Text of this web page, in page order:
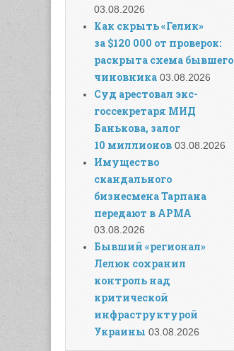
03.08.2026
Как скрыть «Гелик»
за $120 000 от проверок:
раскрыта схема бывшего
чиновника 03.08.2026
Суд арестовал экс-
госсекретаря МИД
Банькова, залог
10 миллионов 03.08.2026
Имущество
скандального
бизнесмена Тарпана
передают в АРМА
03.08.2026
Бывший «регионал»
Лелюк сохранил
контроль над
критической
инфраструктурой
Украины 03.08.2026